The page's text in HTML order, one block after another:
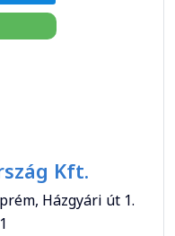
Kft.
Házgyári út 1.